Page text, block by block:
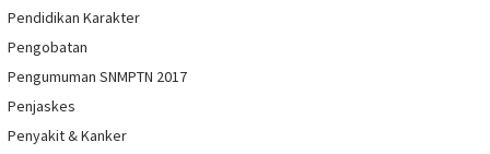
Pendidikan Karakter
Pengobatan
Pengumuman SNMPTN 2017
Penjaskes
Penyakit & Kanker